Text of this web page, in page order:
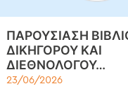
ΠΑΡΟΥΣΙΑΣΗ
ΔΙΚΗΓΟΡΟΥ ΚΑΙ
ΔΙΕΘΝΟΛΟΓΟΥ…
23/06/2026